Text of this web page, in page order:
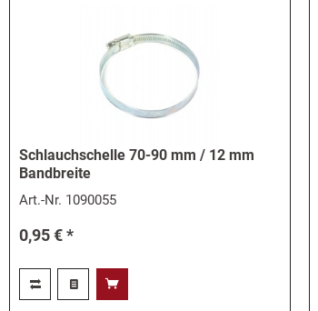
Schlauchschelle 70-90 mm / 12 mm
Bandbreite
Art.-Nr. 1090055
0,95 € *